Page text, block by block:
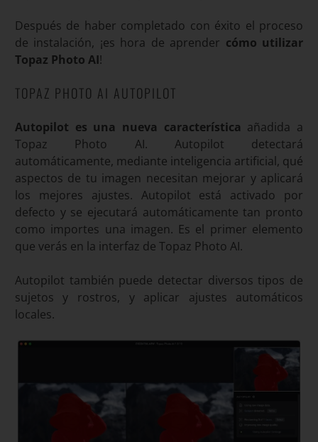
Después de haber completado con éxito el proceso
de instalación, ¡es hora de aprender cómo utilizar
Topaz Photo AI!
TOPAZ PHOTO AI AUTOPILOT
Autopilot es una nueva característica añadida a
Topaz Photo AI. Autopilot detectará
automáticamente, mediante inteligencia artificial, qué
aspectos de tu imagen necesitan mejorar y aplicará
los mejores ajustes. Autopilot está activado por
defecto y se ejecutará automáticamente tan pronto
como importes una imagen. Es el primer elemento
que verás en la interfaz de Topaz Photo AI.
Autopilot también puede detectar diversos tipos de
sujetos y rostros, y aplicar ajustes automáticos
locales.